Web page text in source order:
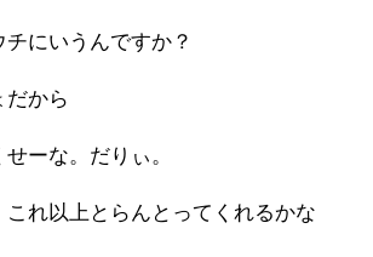
にいうんですか？
だから
ーな。だりぃ。
これ以上とらんとってくれるかな